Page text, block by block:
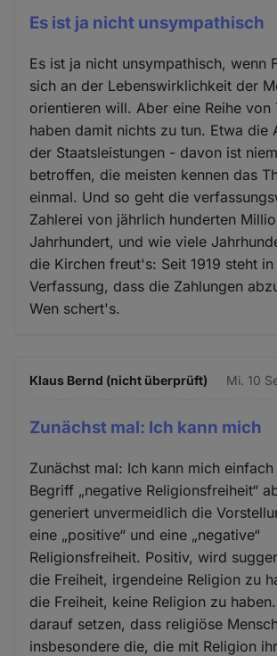
Es ist ja nicht unsympathisch
Es ist ja nicht unsympathisch, wenn
sich an der Lebenswirklichkeit der
orientieren will. Aber eine Reihe von
haben damit nichts zu tun. Etwa die
der Staatsleistungen - davon ist
betroffen, die meisten kennen das
einmal. Und so geht die
Zahlerei von jährlich hunderten
Jahrhundert, und wie viele
die Kirchen freut's: Seit 1919 steht
Verfassung, dass die Zahlungen
Wen schert's.
Klaus Bernd (nicht überprüft) Mi. 10
Zunächst mal: Ich kann mich
Zunächst mal: Ich kann mich
Begriff „negative Religionsfreiheit“
generiert unvermeidlich die
eine „positive“ und eine „negative“
Religionsfreiheit. Positiv, wird
die Freiheit, irgendeine Religion zu
die Freiheit, keine Religion zu
darauf setzen, dass religiöse
insbesondere die, die mit Religion